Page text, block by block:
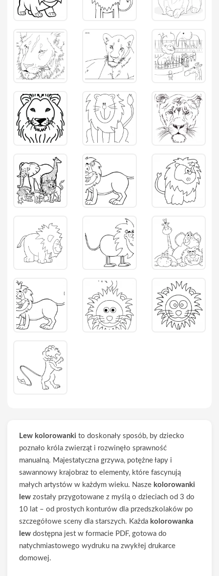
Lew kolorowanki to doskonały sposób, by dziecko
poznało króla zwierząt i rozwinęło sprawność
manualną. Majestatyczna grzywa, potężne łapy i
sawannowy krajobraz to elementy, które fascynują
małych artystów w każdym wieku. Nasze kolorowanki
lew zostały przygotowane z myślą o dzieciach od 3 do
10 lat – od prostych konturów dla przedszkolaków po
szczegółowe sceny dla starszych. Każda kolorowanka
lew dostępna jest w formacie PDF, gotowa do
natychmiastowego wydruku na zwykłej drukarce
domowej.